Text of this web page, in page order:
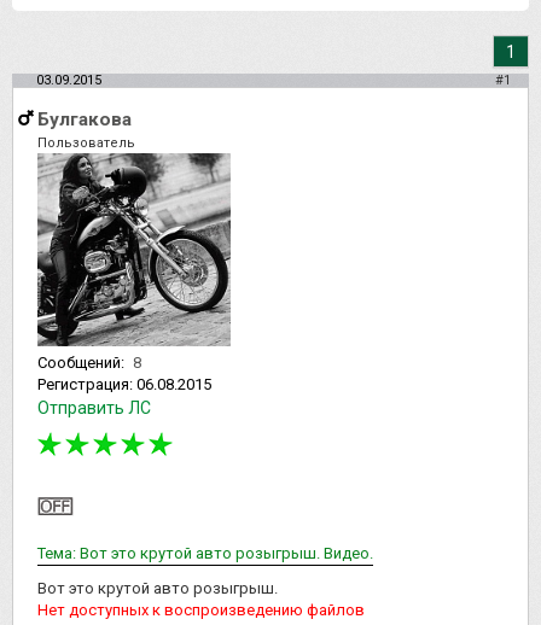
1
03.09.2015 #1
Булгакова
Пользователь
Сообщений: 8
Регистрация: 06.08.2015
Отправить ЛС
Тема: Вот это крутой авто розыгрыш. Видео.
Вот это крутой авто розыгрыш.
Нет доступных к воспроизведению файлов